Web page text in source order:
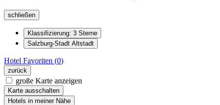
schließen
Klassifizierung: 3 Sterne
Salzburg-Stadt Altstadt
Hotel Favoriten (0)
zurück
große Karte anzeigen
Karte ausschalten
Hotels in meiner Nähe